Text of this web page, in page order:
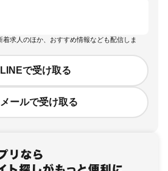
着求人のほか、おすすめ情報なども配信しま
LINEで受け取る
メールで受け取る